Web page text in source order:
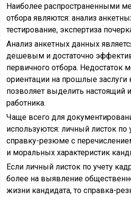
Наиболее распространенными
отбо­ра являются: анализ
тестирование, экспер­тиза
Анализ анкетных данных
деше­вым и достаточно
первичного отбора. Недостаток
ориентации на прошлые заслуги
позволяет выделить настоящий
работника.
Чаще всего для
используются: личный листок по
справку-резюме с
и мо­ральных характеристик
Если личный листок по учету
более на выявление
жизни кандидата, то справка-